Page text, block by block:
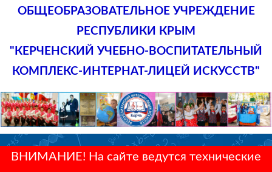
ОБЩЕОБРАЗОВАТЕЛЬНОЕ УЧРЕЖДЕНИЕ
РЕСПУБЛИКИ КРЫМ
"КЕРЧЕНСКИЙ УЧЕБНО-ВОСПИТАТЕЛЬНЫЙ
КОМПЛЕКС-ИНТЕРНАТ-ЛИЦЕЙ ИСКУССТВ"
ВНИМАНИЕ! На сайте ведутся технические